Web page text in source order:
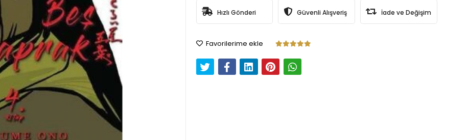
Hızlı Gönderi Güvenli Alışveriş İade ve Değişim
Favorilerime ekle